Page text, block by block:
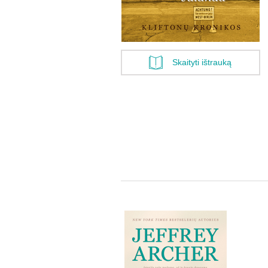
Skaityti ištrauką